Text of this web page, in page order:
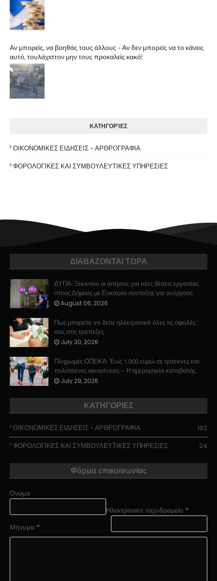
Αν μπορείς, να βοηθάς τους άλλους - Αν δεν μπορείς να το κάνεις
αυτό, τουλάχιστον μην τους προκαλείς κακό!
ΚΑΤΗΓΟΡΊΕΣ
ΟΙΚΟΝΟΜΙΚΕΣ ΕΙΔΗΣΕΙΣ - ΑΡΘΡΟΓΡΑΦΙΑ
ΦΟΡΟΛΟΓΙΚΕΣ ΚΑΙ ΣΥΜΒΟΥΛΕΥΤΙΚΕΣ ΥΠΗΡΕΣΙΕΣ
ΔΙΑΒΑΖΟΝΤΑΙ ΤΩΡΑ
ΔΥΠΑ: Ξεκινούν οι αιτήσεις για νέες θέσεις εργασίας
στους Δήμους με Ευκαιρία σύνταξης για ανέργους
August 06, 2026
Πως μπορείτε να δείτε ηλεκτρονικά όλες τις οφειλές
σας στις τράπεζες
July 30, 2026
Πληρωμές ΟΠΕΚΑ: Έως 1.000 ευρώ σε τρίτεκνες και
πολύτεκνες οικογένειες – Η ημερομηνία καταβολής
July 29, 2026
ΚΑΤΗΓΟΡΙΕΣ
ΟΙΚΟΝΟΜΙΚΕΣ ΕΙΔΗΣΕΙΣ - ΑΡΘΡΟΓΡΑΦΙΑ
192
ΦΟΡΟΛΟΓΙΚΕΣ ΚΑΙ ΣΥΜΒΟΥΛΕΥΤΙΚΕΣ ΥΠΗΡΕΣΙΕΣ
24
Φόρμα επικοινωνίας
Όνομα
Ηλεκτρονικό ταχυδρομείο *
Μήνυμα *